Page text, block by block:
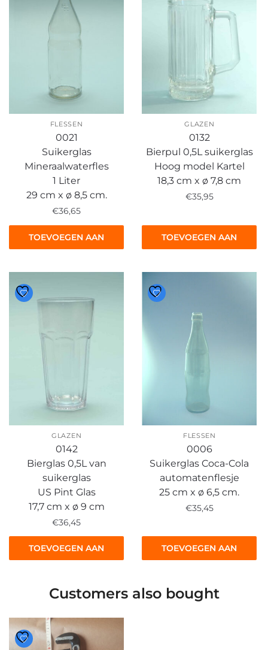
FLESSEN
0021
Suikerglas
Mineraalwaterfles
1 Liter
29 cm x ø 8,5 cm.
€36,65
TOEVOEGEN AAN
GLAZEN
0132
Bierpul 0,5L suikerglas
Hoog model Kartel
18,3 cm x ø 7,8 cm
€35,95
TOEVOEGEN AAN
GLAZEN
0142
Bierglas 0,5L van
suikerglas
US Pint Glas
17,7 cm x ø 9 cm
€36,45
TOEVOEGEN AAN
FLESSEN
0006
Suikerglas Coca-Cola
automatenflesje
25 cm x ø 6,5 cm.
€35,45
TOEVOEGEN AAN
Customers also bought